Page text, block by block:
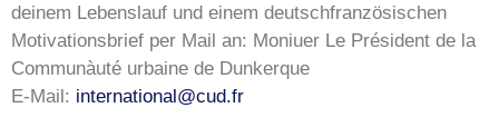
deinem Lebenslauf und einem deutschfranzösischen
Motivationsbrief per Mail an: Moniuer Le Président de la
Communàuté urbaine de Dunkerque
E-Mail: international@cud.fr